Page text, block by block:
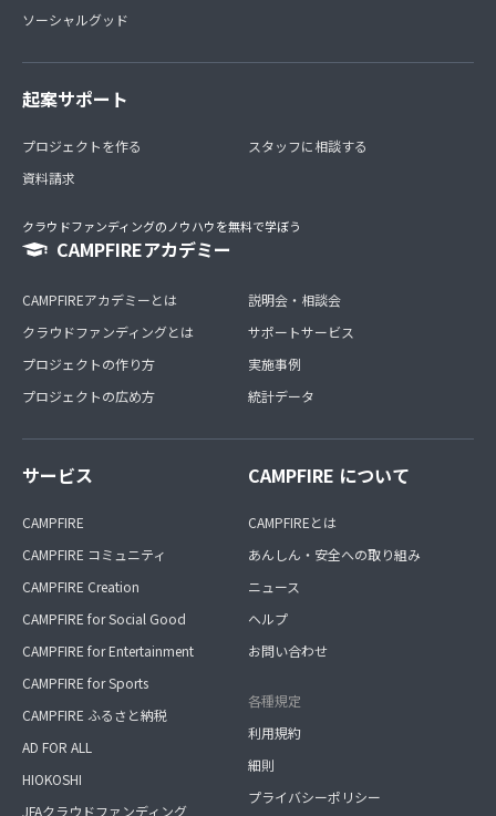
ソーシャルグッド
起案サポート
プロジェクトを作る
資料請求
スタッフに相談する
クラウドファンディングのノウハウを無料で学ぼう
CAMPFIREアカデミー
CAMPFIREアカデミーとは
クラウドファンディングとは
プロジェクトの作り方
プロジェクトの広め方
説明会・相談会
サポートサービス
実施事例
統計データ
サービス
CAMPFIRE
CAMPFIRE コミュニティ
CAMPFIRE Creation
CAMPFIRE for Social Good
CAMPFIRE for Entertainment
CAMPFIRE for Sports
CAMPFIRE ふるさと納税
AD FOR ALL
HIOKOSHI
JFAクラウドファンディング
CAMPFIRE について
CAMPFIREとは
あんしん・安全への取り組み
ニュース
ヘルプ
お問い合わせ
各種規定
利用規約
細則
プライバシーポリシー